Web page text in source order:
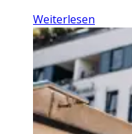
Weiterlesen